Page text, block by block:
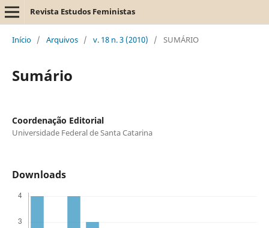
Revista Estudos Feministas
Início / Arquivos / v. 18 n. 3 (2010) / SUMÁRIO
Sumário
Coordenação Editorial
Universidade Federal de Santa Catarina
Downloads